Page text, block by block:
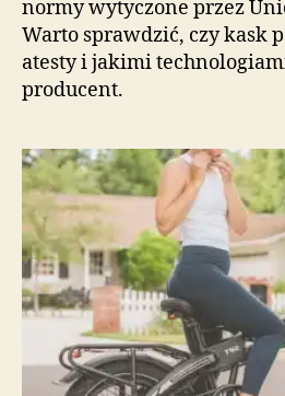
normy wytyczone przez
Warto sprawdzić, czy kask
atesty i jakimi
producent.